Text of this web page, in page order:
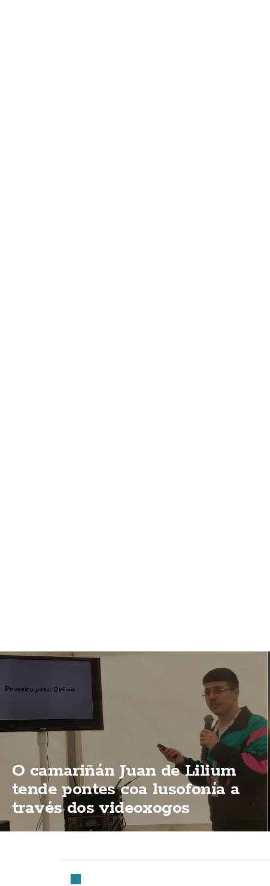
O camariñán Juan de Lilium
tende pontes coa lusofonía a
través dos videoxogos